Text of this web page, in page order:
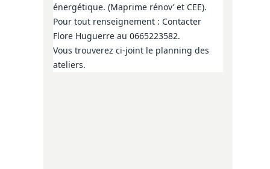
énergétique. (Maprime rénov’ et CEE).
Pour tout renseignement : Contacter
Flore Huguerre au 0665223582.
Vous trouverez ci-joint le planning des
ateliers.